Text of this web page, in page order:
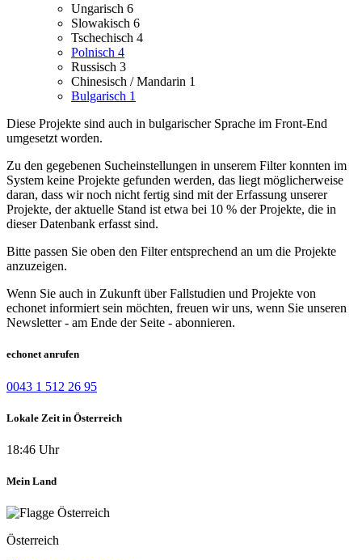
Ungarisch 6
Slowakisch 6
Tschechisch 4
Polnisch 4
Russisch 3
Chinesisch / Mandarin 1
Bulgarisch 1
Diese Projekte sind auch in bulgarischer Sprache im Front-End
umgesetzt worden.
Zu den gegebenen Sucheinstellungen in unserem Filter konnten im
System keine Projekte gefunden werden, das liegt möglicherweise
daran, dass wir noch nicht fertig sind mit der Erfassung unserer
Projekte, der aktuelle Stand ist etwa bei 10 % der Projekte, die in
dieser Datenbank erfasst sind.
Bitte passen Sie oben den Filter entsprechend an um die Projekte
anzuzeigen.
Wenn Sie auch in Zukunft über Fallstudien und Projekte von
echonet informiert sein möchten, freuen wir uns, wenn Sie unseren
Newsletter - am Ende der Seite - abonnieren.
echonet anrufen
0043 1 512 26 95
Lokale Zeit in Österreich
18:46 Uhr
Mein Land
Österreich